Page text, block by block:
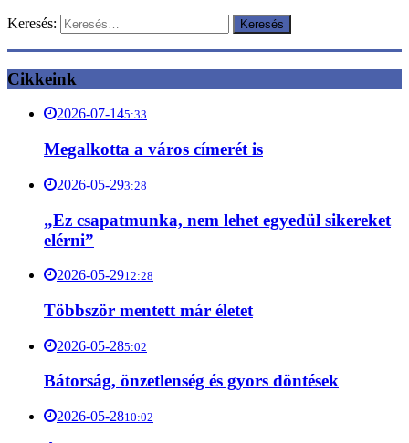
Keresés:
Cikkeink
2026-07-145:33
Megalkotta a város címerét is
2026-05-293:28
„Ez csapatmunka, nem lehet egyedül sikereket
elérni”
2026-05-2912:28
Többször mentett már életet
2026-05-285:02
Bátorság, önzetlenség és gyors döntések
2026-05-2810:02